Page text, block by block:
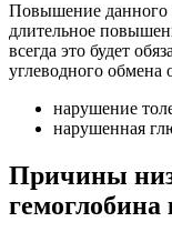
Повышение данного
длительное
всегда это будет
углеводного обмена
нарушение
нарушенная
Причины
гемоглобина